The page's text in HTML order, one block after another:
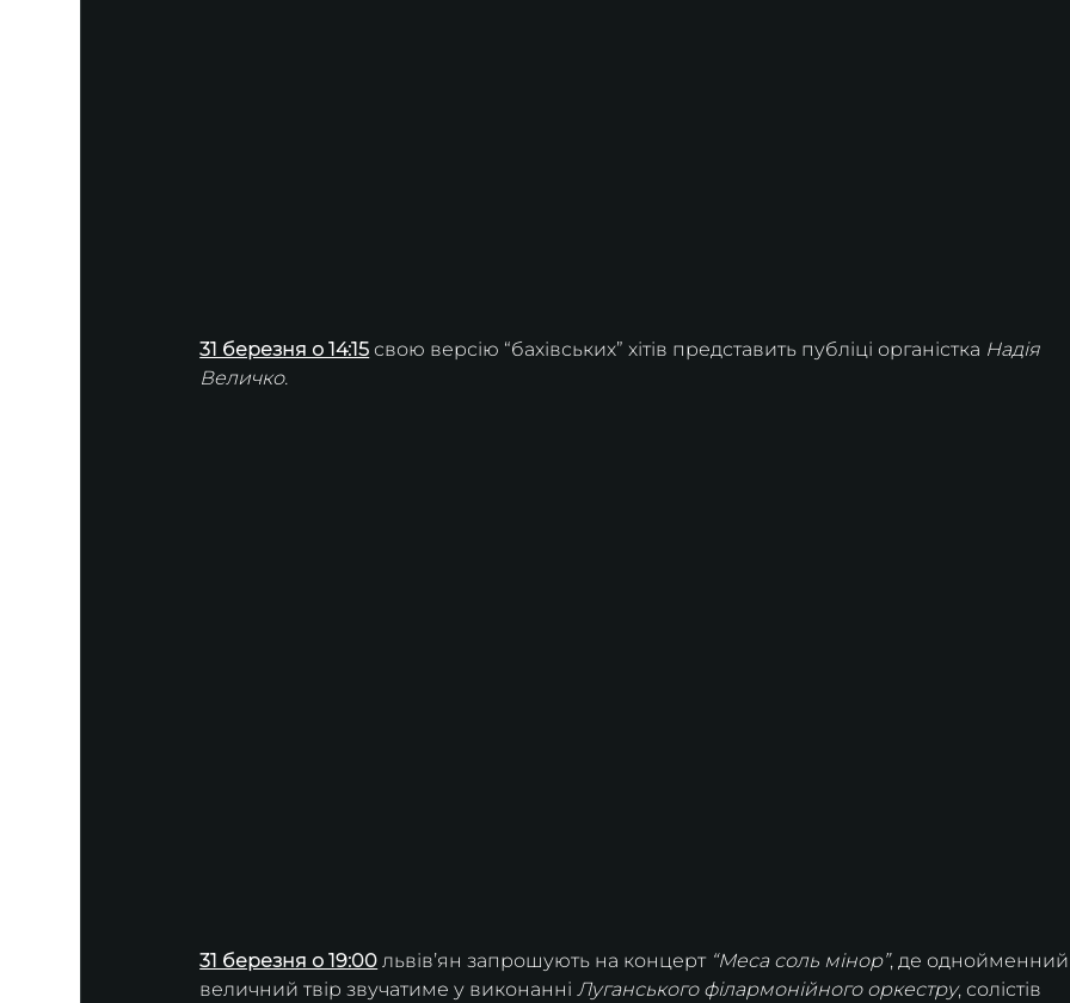
31 березня о 14:15 свою версію “бахівських” хітів представить публіці органістка Надія
Величко.
31 березня о 19:00 львівʼян запрошують на концерт “Меса соль мінор”, де
величний твір звучатиме у виконанні Луганського філармонійного оркестру, солістів